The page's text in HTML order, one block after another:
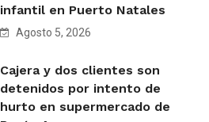
infantil en Puerto Natales
Agosto 5, 2026
Cajera y dos clientes son
detenidos por intento de
hurto en supermercado de